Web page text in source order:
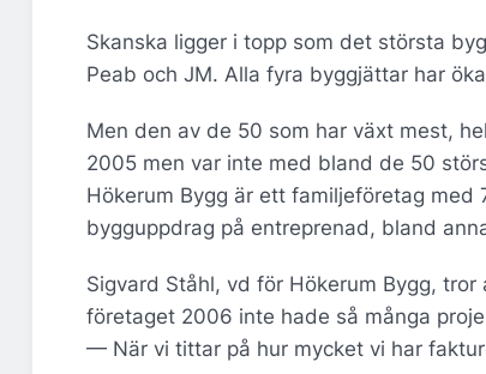
Skanska ligger i topp som det största
Peab och JM. Alla fyra byggjättar har
Men den av de 50 som har växt mest,
2005 men var inte med bland de 50
Hökerum Bygg är ett familjeföretag
bygguppdrag på entreprenad, bland
Sigvard Ståhl, vd för Hökerum Bygg,
företaget 2006 inte hade så många
— När vi tittar på hur mycket vi har